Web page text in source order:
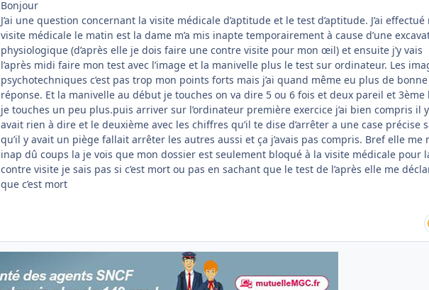
Bonjour
J’ai une question concernant la visite médicale d’aptitude et le test d’aptitude. J’ai effectué
visite médicale le matin est la dame m’a mis inapte temporairement à cause d’une
physiologique (d’après elle je dois faire une contre visite pour mon œil) et ensuite j’y vais
l’après midi faire mon test avec l’image et la manivelle plus le test sur ordinateur. Les
psychotechniques c’est pas trop mon points forts mais j’ai quand même eu plus de bonne
réponse. Et la manivelle au début je touches on va dire 5 ou 6 fois et deux pareil et 3ème
je touches un peu plus.puis arriver sur l’ordinateur première exercice j’ai bien compris il y
avait rien à dire et le deuxième avec les chiffres qu’il te dise d’arrêter a une case précise
qu’il y avait un piège fallait arrêter les autres aussi et ça j’avais pas compris. Bref elle me
inap dû coups la je vois que mon dossier est seulement bloqué à la visite médicale pour
contre visite je sais pas si c’est mort ou pas en sachant que le test de l’après elle me
que c’est mort